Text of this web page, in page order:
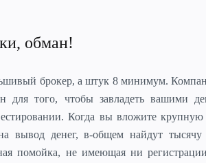
обман!
брокер, а штук 8 минимум.
для того, чтобы завладеть вашими
Когда вы вложите
на вывод денег, в-общем найдут
помойка, не имеющая ни